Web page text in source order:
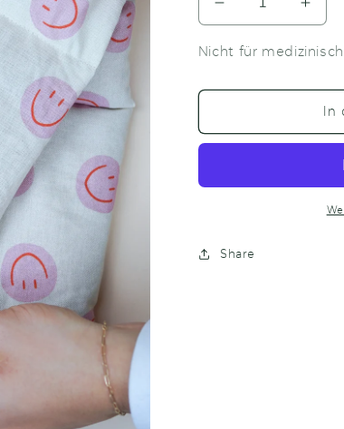
Verringere
die
Menge
Wärmekissen
Pink
die
Pink
Nicht für
In
Share